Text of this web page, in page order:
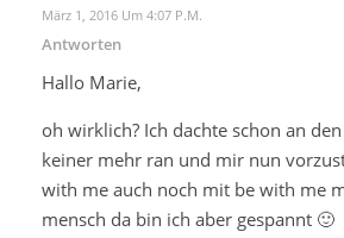
März 1, 2016 Um 4:07 P.m.
Antworten
Hallo Marie,
oh wirklich? Ich dachte schon an
keiner mehr ran und mir nun
with me auch noch mit be with me
mensch da bin ich aber gespannt 🙂